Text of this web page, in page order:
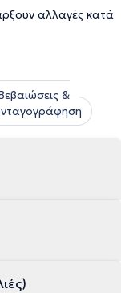
αλλαγές κατά
&